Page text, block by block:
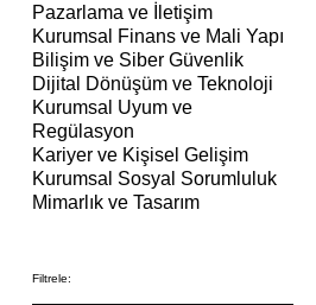
Pazarlama ve İletişim
Kurumsal Finans ve Mali Yapı
Bilişim ve Siber Güvenlik
Dijital Dönüşüm ve Teknoloji
Kurumsal Uyum ve
Regülasyon
Kariyer ve Kişisel Gelişim
Kurumsal Sosyal Sorumluluk
Mimarlık ve Tasarım
Filtrele: